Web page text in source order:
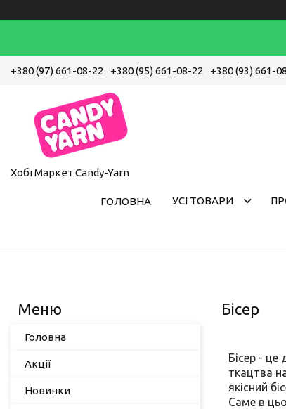
+380 (97) 661-08-22 +380 (95) 661-08-22 +380 (93) 661-
Хобі Маркет Candy-Yarn
ГОЛОВНА УСІ ТОВАРИ
Бісер
Бісер - це
ткацтва
якісний
Саме в
Головна
Акції
Новинки